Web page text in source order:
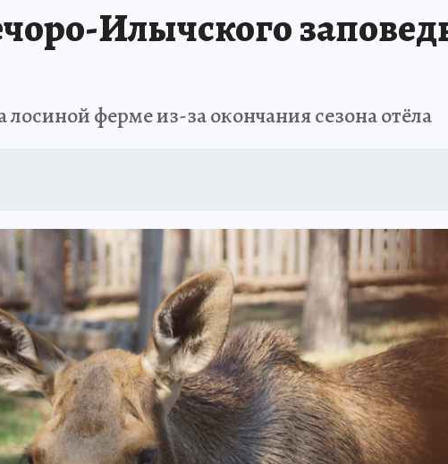
Илычского
ферме из-за окончания сезона отёла